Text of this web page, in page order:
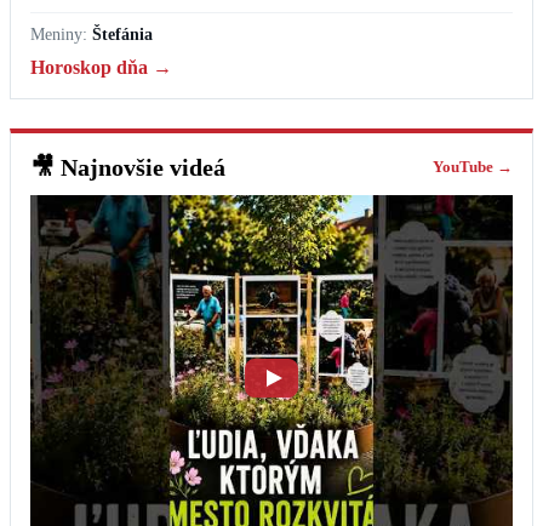
Meniny: Štefánia
Horoskop dňa →
🎥 Najnovšie videá YouTube →